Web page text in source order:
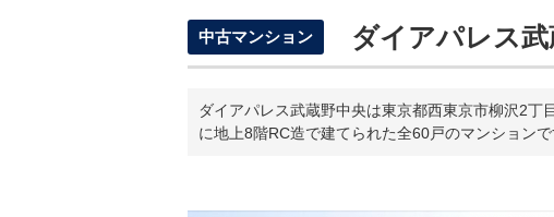
中古マンション ダイアパレス武
ダイアパレス武蔵野中央は東京都西東京市柳沢2
に地上8階RC造で建てられた全60戸のマンションで